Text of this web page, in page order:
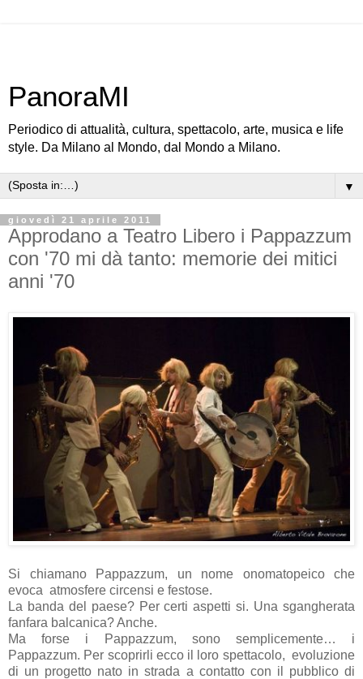
PanoraMI
Periodico di attualità, cultura, spettacolo, arte, musica e life
style. Da Milano al Mondo, dal Mondo a Milano.
▼
giovedì 21 aprile 2011
Approdano a Teatro Libero i Pappazzum
con '70 mi dà tanto: memorie dei mitici
anni '70
Si chiamano Pappazzum, un nome onomatopeico che
evoca atmosfere circensi e festose.
La banda del paese? Per certi aspetti si. Una sgangherata
fanfara balcanica? Anche.
Ma forse i Pappazzum, sono semplicemente… i
Pappazzum. Per scoprirli ecco il loro spettacolo, evoluzione
di un progetto nato in strada a contatto con il pubblico di